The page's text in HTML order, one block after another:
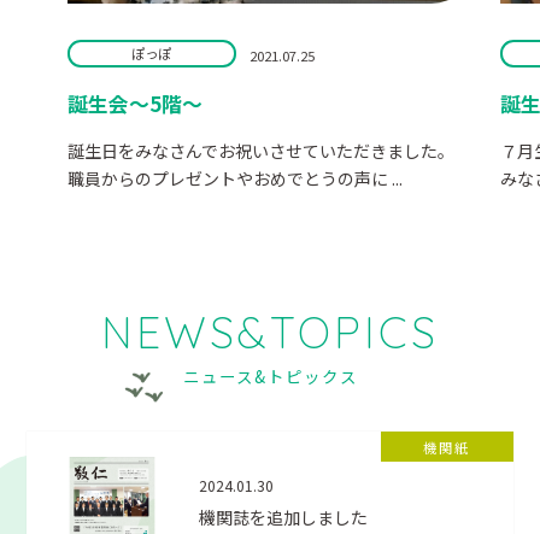
ぽっぽ 2021.07.25
誕生会～5階～
誕生日をみなさんでお祝いさせていただきました。
職員からのプレゼントやおめでとうの声に ...
誕
７
みな
NEWS&TOPICS
ニュース&トピックス
機関紙
2024.01.30
機関誌を追加しました